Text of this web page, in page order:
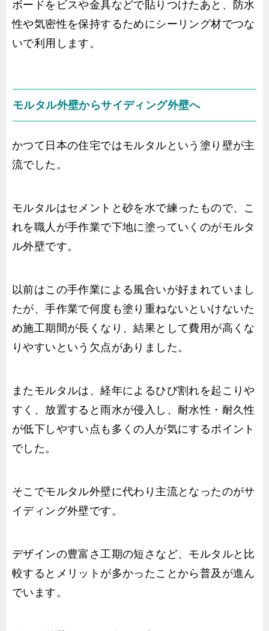
ボードをビスや金具などで貼りつけたあと、防水
性や気密性を保持するためにシーリング材でつな
いで利用します。
モルタル外壁からサイディング外壁へ
かつて日本の住宅ではモルタルという塗り壁が主
流でした。
モルタルはセメントと砂を水で練ったもので、こ
れを職人が手作業で下地に塗っていくのがモルタ
ル外壁です。
以前はこの手作業による風合いが好まれていまし
たが、手作業で何度も塗り重ねないといけないた
め施工期間が長くなり、結果として費用が高くな
りやすいという欠点がありました。
またモルタルは、経年によるひび割れを起こりや
すく、放置すると雨水が侵入し、耐水性・耐久性
が低下しやすい点も多くの人が気にするポイント
でした。
そこでモルタル外壁に代わり主流となったのがサ
イディング外壁です。
デザインの豊富さ工期の短さなど、モルタルと比
較するとメリットが多かったことから普及が進ん
でいます。